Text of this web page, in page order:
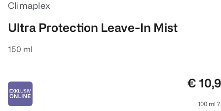
Climaplex
Ultra Protection Leave-In Mist
150 ml
Preis:
€
100 ml